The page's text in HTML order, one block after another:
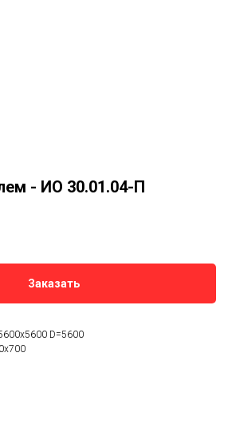
- ИО 30.01.04-П
Заказать
D=5600